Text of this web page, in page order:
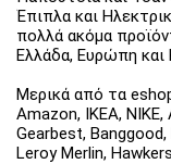
Έπιπλα και
πολλά ακόμα
Ελλάδα, Ευρώπη και
Μερικά από τα
Amazon, IKEA,
Gearbest,
Leroy Merlin,